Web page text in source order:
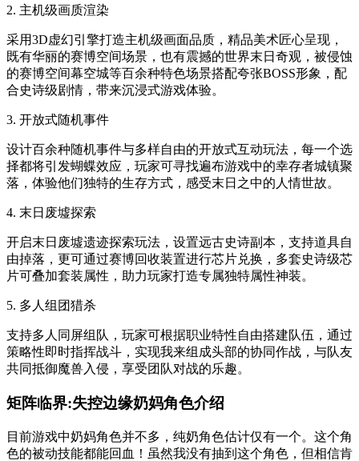
2. 主机级画质渲染
采用3D虚幻引擎打造主机级画面品质，精品美术匠心呈现，
既有华丽的赛博空间场景，也有震撼的世界末日奇观，被侵蚀
的赛博空间幕空城等百余种特色场景搭配夸张BOSS形象，配
合史诗级剧情，带来沉浸式游戏体验。
3. 开放式随机事件
设计百余种随机事件与多样自由的开放式互动玩法，每一个选
择都将引发蝴蝶效应，玩家可寻找遍布游戏中的幸存者城镇聚
落，体验他们独特的生存方式，感受末日之中的人情世故。
4. 末日废墟探索
开启末日废墟遗迹探索玩法，设置远古史诗副本，支持道具自
由掉落，更可通过赛博回收装置进行芯片兑换，多套史诗级芯
片可叠加套装属性，助力玩家打造专属独特属性神装。
5. 多人组团猎杀
支持多人同屏组队，玩家可根据职业特性自由搭建队伍，通过
策略性即时指挥战斗，实现我来组成头部的协同作战，与队友
共同抵御魔兽入侵，享受团队对战的乐趣。
矩阵临界:失控边缘奶妈角色介绍
目前游戏中奶妈角色并不多，纯奶角色估计仅有一个。这个角
色的被动技能都能回血！虽然我没有抽到这个角色，但相信肯